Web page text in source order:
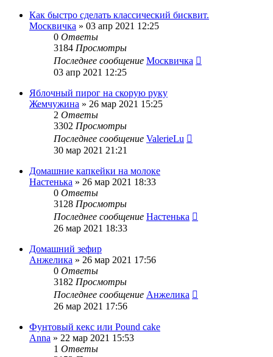
Как быстро сделать классический бисквит.
Москвичка » 03 апр 2021 12:25
0 Ответы
3184 Просмотры
Последнее сообщение Москвичка
03 апр 2021 12:25
Яблочный пирог на скорую руку
Жемчужина » 26 мар 2021 15:25
2 Ответы
3302 Просмотры
Последнее сообщение ValerieLu
30 мар 2021 21:21
Домашние капкейки на молоке
Настенька » 26 мар 2021 18:33
0 Ответы
3128 Просмотры
Последнее сообщение Настенька
26 мар 2021 18:33
Домашний зефир
Анжелика » 26 мар 2021 17:56
0 Ответы
3182 Просмотры
Последнее сообщение Анжелика
26 мар 2021 17:56
Фунтовый кекс или Pound cake
Anna » 22 мар 2021 15:53
1 Ответы